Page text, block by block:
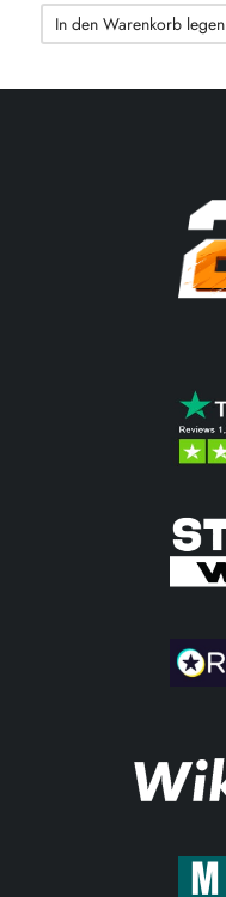
In den Warenkorb legen